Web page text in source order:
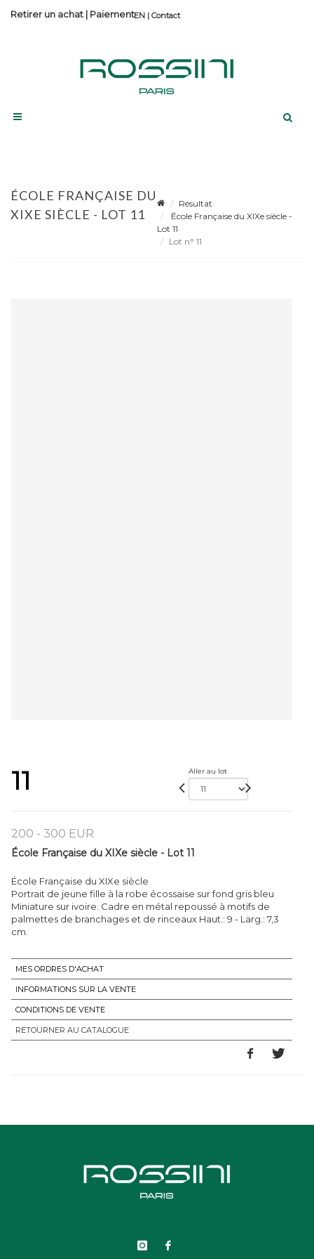
Contact
Retirer un achat | Paiement
ÉCOLE FRANÇAISE DU
XIXE SIÈCLE - LOT 11
Résultat
École Française du XIXe siècle -
Lot 11
Lot n° 11
11 Aller au lot
200 - 300 EUR
École Française du XIXe siècle - Lot 11
École Française du XIXe siècle
Portrait de jeune fille à la robe écossaise sur fond gris bleu
Miniature sur ivoire. Cadre en métal repoussé à motifs de
palmettes de branchages et de rinceaux Haut.: 9 - Larg.: 7,3
cm.
MES ORDRES D'ACHAT
INFORMATIONS SUR LA VENTE
CONDITIONS DE VENTE
RETOURNER AU CATALOGUE